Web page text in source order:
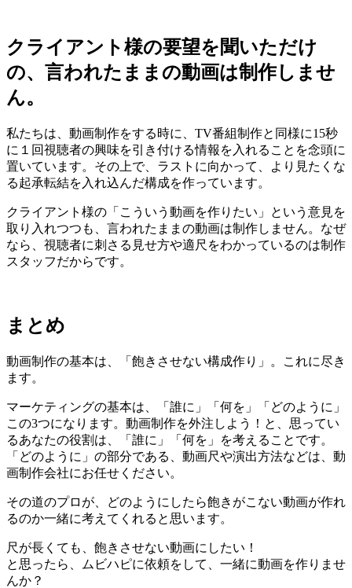
クライアント様の要望を聞いただけ
の、言われたままの動画は制作しませ
ん。
私たちは、動画制作をする時に、TV番組制作と同様に15秒
に１回視聴者の興味を引き付ける情報を入れることを念頭に
置いています。その上で、ラストに向かって、より見たくな
る起承転結を入れ込んだ構成を作っています。
クライアント様の「こういう動画を作りたい」という意見を
取り入れつつも、言われたままの動画は制作しません。なぜ
なら、視聴者に刺さる見せ方や適尺をわかっているのは制作
スタッフだからです。
まとめ
動画制作の基本は、「飽きさせない構成作り」。これに尽き
ます。
マーケティングの基本は、「誰に」「何を」「どのように」
この3つになります。動画制作を外注しよう！と、思ってい
るあなたの役割は、「誰に」「何を」を考えることです。
「どのように」の部分である、動画尺や演出方法などは、動
画制作会社にお任せください。
その道のプロが、どのようにしたら飽きがこない動画が作れ
るのか一緒に考えてくれると思います。
尺が長くても、飽きさせない動画にしたい！
と思ったら、ムビハピに依頼をして、一緒に動画を作りませ
んか？